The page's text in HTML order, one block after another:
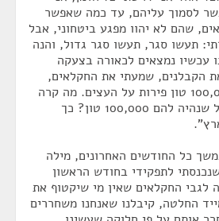
לסמוך עליהם, עד כמה שאפשר
שהם לא יהוו מפגע ביטחוני, אבל
תעשו סגר, תעשו סגר גדול, והנה
עכשיו נמצאים לכאורה בצעקה
הקבלנים, שמעתי את החקלאים,
שכולם זועקים חמס 100,000 טון פירות על העצים. מה קרה
פתאום שהתעוררו אתמול שנהיה להם 100,000 טון? כך
כל החודשים האחרונים, מילה
לתפקידי בחודש הראשון
לגבי החקלאים שאין מי שיקטוף את
החלטה, קיבלנו שאנחנו משחררים